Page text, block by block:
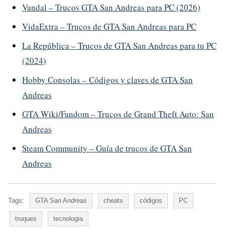
Vandal – Trucos GTA San Andreas para PC (2026)
VidaExtra – Trucos de GTA San Andreas para PC
La República – Trucos de GTA San Andreas para tu PC
(2024)
Hobby Consolas – Códigos y claves de GTA San
Andreas
GTA Wiki/Fandom – Trucos de Grand Theft Auto: San
Andreas
Steam Community – Guía de trucos de GTA San
Andreas
Tags: GTA San Andreas cheats códigos PC
truques tecnologia